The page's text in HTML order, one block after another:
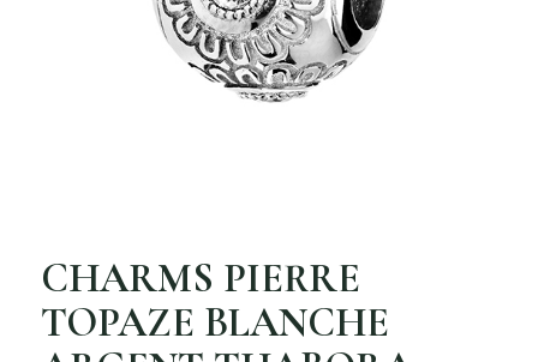
CHARMS PIERRE
TOPAZE BLANCHE